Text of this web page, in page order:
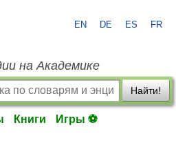
EN DE ES FR
на Академике
Найти!
Книги Игры ⚽